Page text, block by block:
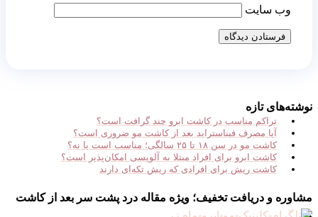
وب‌ سایت
نوشته‌های تازه
تراکم مناسب در کاشت ابرو چند گرافت است؟
آیا مصرف فیناستراید بعد از کاشت مو ضروری است؟
کاشت مو در سن ۱۸ تا ۲۵ سالگی؛ مناسب است یا نه؟
کاشت ابرو برای افراد مبتلا به آلوپسی امکان‌پذیر است؟
کاشت ریش برای افرادی که ریش تکه‌ای دارند
مشاوره و دریافت تخفیف؛ ویژه مقاله درد پشت سر بعد از کاشت